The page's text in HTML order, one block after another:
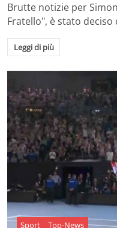
Brutte notizie per
Fratello", è stato
Leggi di più
Sport Top-News